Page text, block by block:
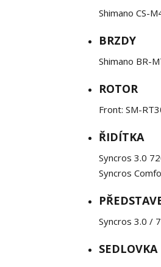
Shimano CS-
BRZDY
Shimano BR-
ROTOR
Front: SM-
ŘIDÍTKA
Syncros 3.0
Syncros
Syncros 3.0 /
SEDLOVKA